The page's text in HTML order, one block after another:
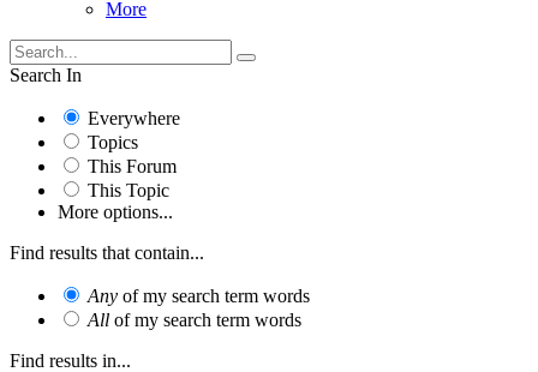
More
Search In
Everywhere
Topics
This Forum
This Topic
More options...
Find results that contain...
Any of my search term words
All of my search term words
Find results in...